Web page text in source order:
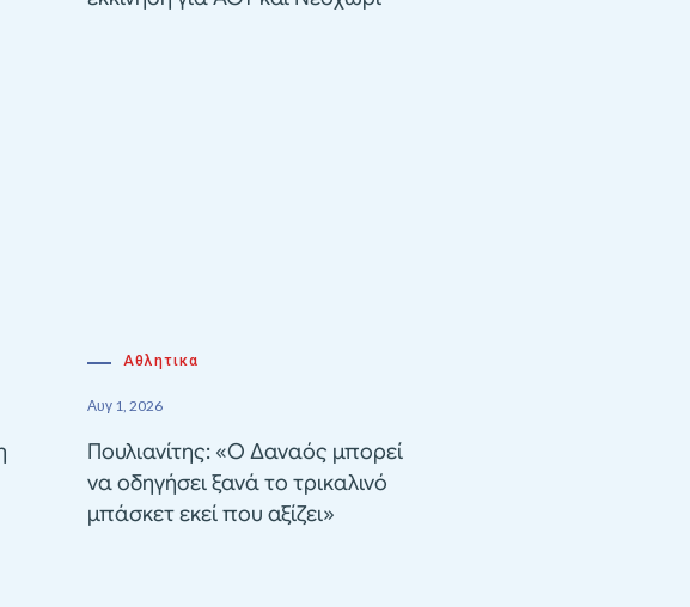
Αθλητικα
Αυγ 1, 2026
Πουλιανίτης: «Ο Δαναός μπορεί
να οδηγήσει ξανά το τρικαλινό
μπάσκετ εκεί που αξίζει»